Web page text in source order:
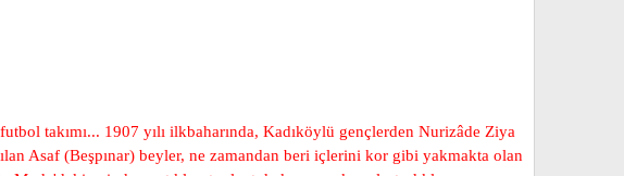
takımı... 1907 yılı ilkbaharında, Kadıköylü gençlerden Nurizâde Ziya
Asaf (Beşpınar) beyler, ne zamandan beri içlerini kor gibi yakmakta olan